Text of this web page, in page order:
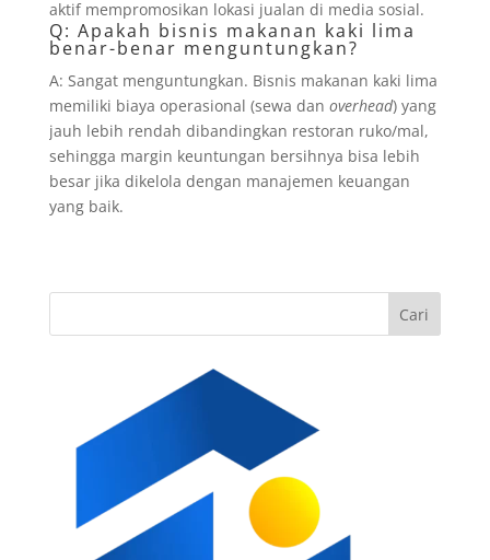
aktif mempromosikan lokasi jualan di media sosial.
Q: Apakah bisnis makanan kaki lima
benar-benar menguntungkan?
A: Sangat menguntungkan. Bisnis makanan kaki lima
memiliki biaya operasional (sewa dan overhead) yang
jauh lebih rendah dibandingkan restoran ruko/mal,
sehingga margin keuntungan bersihnya bisa lebih
besar jika dikelola dengan manajemen keuangan
yang baik.
Cari